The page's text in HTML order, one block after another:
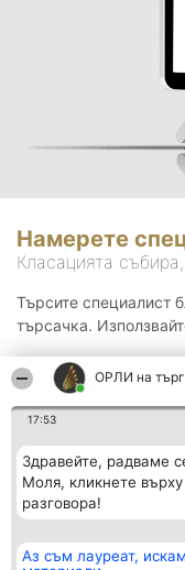
ОРЛИ на
17:53
Здравейте, радваме
Моля, кликнете
разговора!
Аз съм лауреат,
Намерете
Класацията
Търсите специалист
търсачка.
Организатор на